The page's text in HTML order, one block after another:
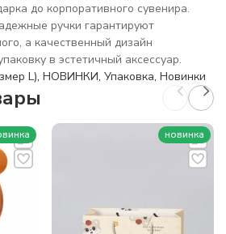
до корпоративного сувенира.
ручки гарантируют
а качественный дизайн
в эстетичный аксессуар.
L), НОВИНКИ, Упаковка, Новинки
новинка